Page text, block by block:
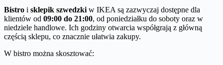
Bistro i sklepik szwedzki w IKEA są zazwyczaj dostępne dla
klientów od 09:00 do 21:00, od poniedziałku do soboty oraz w
niedziele handlowe. Ich godziny otwarcia współgrają z główną
częścią sklepu, co znacznie ułatwia zakupy.
W bistro można skosztować: